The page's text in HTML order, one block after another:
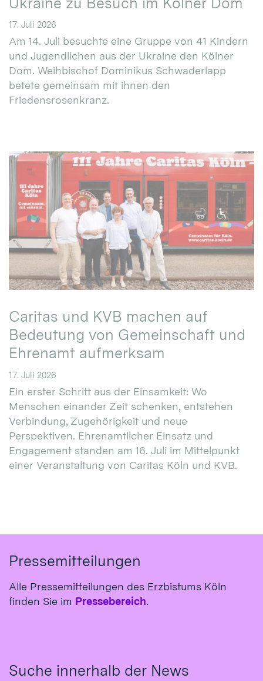
17. Juli 2026
Am 14. Juli besuchte eine Gruppe von 41 Kindern
und Jugendlichen aus der Ukraine den Kölner
Dom. Weihbischof Dominikus Schwaderlapp
betete gemeinsam mit ihnen den
Friedensrosenkranz.
Caritas und KVB machen auf
Bedeutung von Gemeinschaft und
Ehrenamt aufmerksam
17. Juli 2026
Ein erster Schritt aus der Einsamkeit: Wo
Menschen einander Zeit schenken, entstehen
Verbindung, Zugehörigkeit und neue
Perspektiven. Ehrenamtlicher Einsatz und
Engagement standen am 16. Juli im Mittelpunkt
einer Veranstaltung von Caritas Köln und KVB.
Pressemitteilungen
Alle Pressemitteilungen des Erzbistums Köln
finden Sie im Pressebereich.
Suche innerhalb der News